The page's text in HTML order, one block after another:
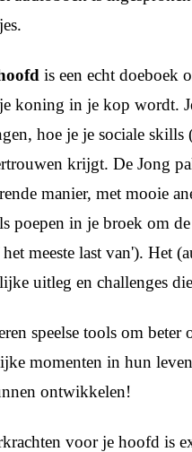
is een echt doeboek
koning in je kop wordt.
hoe je je sociale
krijgt. De Jong
manier, met mooie
poepen in je broek om
meeste last van'). Het
uitleg en challenges
speelse tools om beter
momenten in hun
ontwikkelen!
voor je hoofd is